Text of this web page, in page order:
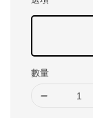
數量